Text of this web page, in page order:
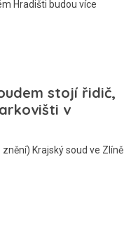
Hradišti budou více
stojí řidič,
v
Krajský soud ve Zlíně